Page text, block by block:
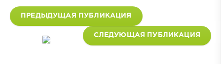
ПРЕДЫДУЩАЯ ПУБЛИКАЦИЯ
СЛЕДУЮЩАЯ ПУБЛИКАЦИЯ